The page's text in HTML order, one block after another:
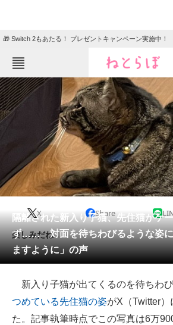
🎁 Switch 2もあたる！ プレゼントキャンペーン実施中！
ねとらぼメニュー
TOP ニュース
クイズ
地域
住まい 教育・育児
動物 リサーチ
会員記事
メディア
注目記事を集めた総合ページ
ITの今と未来を見通す
スマホと通信の最新トレンド
隔離された新入り子猫、先住猫がケ
ず…… 対面を待ちわびるような姿に
ますように」の声
X Share
楽しみだね！
新入り子猫が出てくるのを待ちわ
つめている先住猫の姿がX（Twitter）
た。記事執筆時点でこの写真は6万